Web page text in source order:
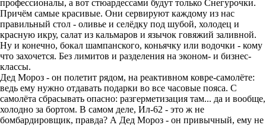
профессионалы, а вот стюардессами будут только Снегурочки.
Причём самые красивые. Они сервируют каждому из нас
правильный стол - оливье и селёдку под шубой, холодец и
красную икру, салат из кальмаров и язычок говяжий заливной.
Ну и конечно, бокал шампанского, коньячку или водочки - кому
что захочется. Без лимитов и разделения на эконом- и бизнес-
классы.
Дед Мороз - он полетит рядом, на реактивном ковре-самолёте:
ведь ему нужно отдавать подарки во все часовые пояса. С
самолёта сбрасывать опасно: разгерметизация там... да и вообще,
холодно за бортом. В самом деле, Ил-62 - это ж не
бомбардировщик, правда? А Дед Мороз - он привычный, ему не